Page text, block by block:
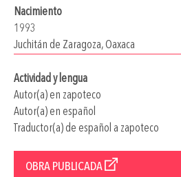
Nacimiento
1993
Juchitán de Zaragoza, Oaxaca
Actividad y lengua
Autor(a) en zapoteco
Autor(a) en español
Traductor(a) de español a zapoteco
OBRA PUBLICADA